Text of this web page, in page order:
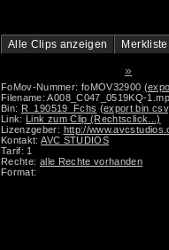
Alle Clips anzeigen Merkliste
»
FoMov-Nummer: foMOV32900
Filename: A008_C047_0519KQ-
Bin: R_190519_Fchs (export bin
Link: Link zum Clip (Rechtsclick...)
Lizenzgeber: http://
Kontakt:AVC STUDIOS
Tarif: 1
Rechte: alle Rechte vorhanden
Format: